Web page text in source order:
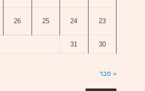
23
24
25
26
30
31
« פבר